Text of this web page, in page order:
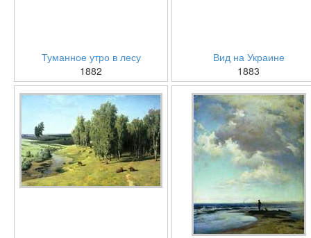
Туманное утро в лесу
1882
Вид на Украине
1883